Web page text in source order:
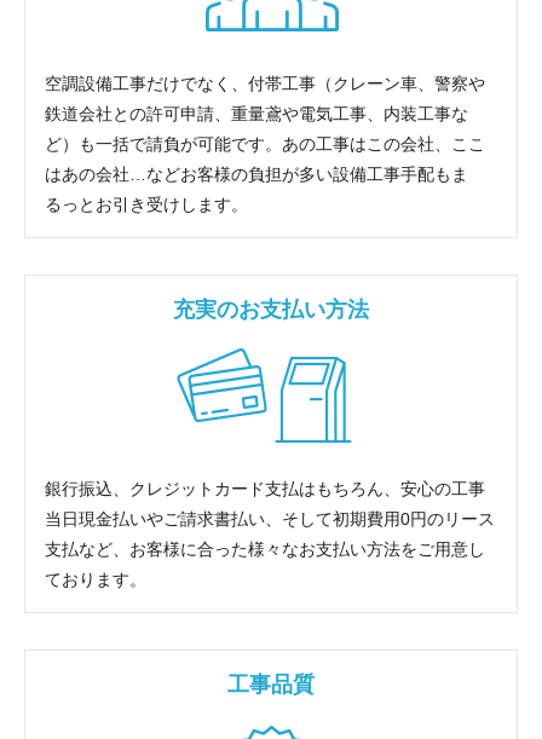
空調設備工事だけでなく、付帯工事（クレーン車、警察や
鉄道会社との許可申請、重量鳶や電気工事、内装工事な
ど）も一括で請負が可能です。あの工事はこの会社、ここ
はあの会社…などお客様の負担が多い設備工事手配もま
るっとお引き受けします。
充実のお支払い方法
銀行振込、クレジットカード支払はもちろん、安心の工事
当日現金払いやご請求書払い、そして初期費用0円のリース
支払など、お客様に合った様々なお支払い方法をご用意し
ております。
工事品質